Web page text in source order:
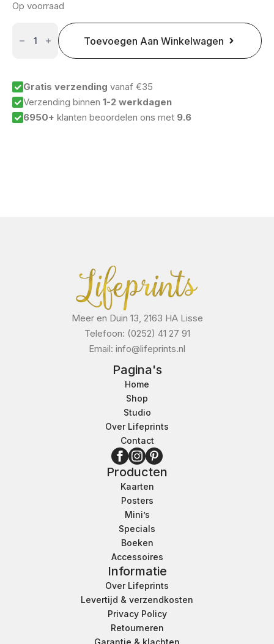
Op voorraad
kaart:
Gefeliciteerd
Toevoegen Aan Winkelwagen
Gratis verzending vanaf €35
Verzending binnen 1-2 werkdagen
6950+ klanten beoordelen ons met 9.6
Meer en Duin 13, 2163 HA Lisse
Telefoon: (0252) 41 27 91
Email: info@lifeprints.nl
Pagina's
Home
Shop
Studio
Over Lifeprints
Contact
Producten
Kaarten
Posters
Mini’s
Specials
Boeken
Accessoires
Informatie
Over Lifeprints
Levertijd & verzendkosten
Privacy Policy
Retourneren